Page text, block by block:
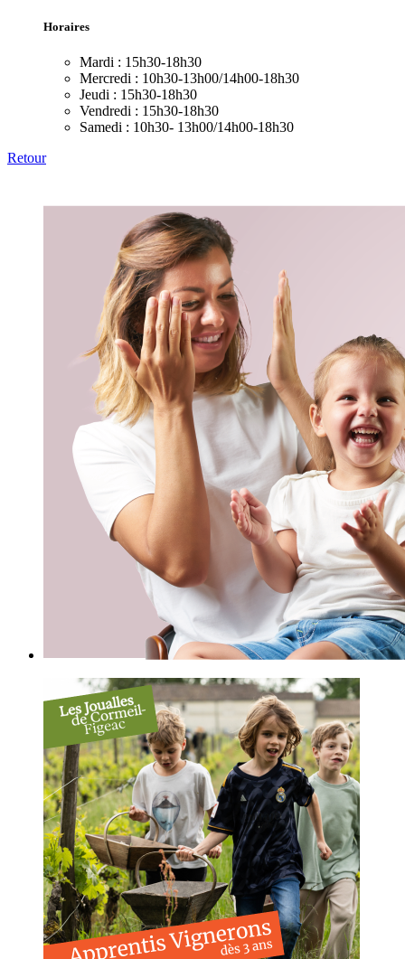
Horaires
Mardi : 15h30-18h30
Mercredi : 10h30-13h00/14h00-18h30
Jeudi : 15h30-18h30
Vendredi : 15h30-18h30
Samedi : 10h30- 13h00/14h00-18h30
Retour